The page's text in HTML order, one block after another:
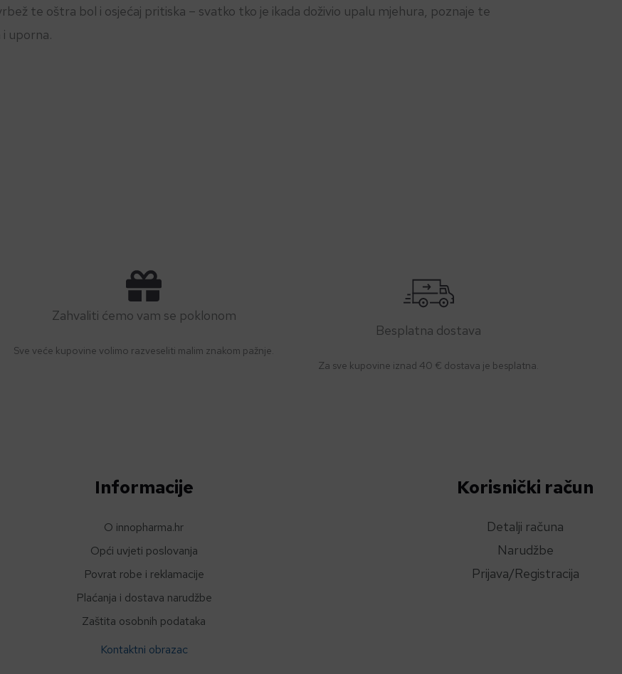
te oštra bol i osjećaj pritiska – svatko tko je ikada doživio upalu mjehura, poznaje te
uporna.
Zahvaliti ćemo vam se poklonom
Sve veće kupovine volimo razveseliti malim znakom pažnje.
Besplatna dostava
Za sve kupovine iznad 40 € dostava je besplatna.
Informacije
O innopharma.hr
Opći uvjeti poslovanja
Povrat robe i reklamacije
Plaćanja i dostava narudžbe
Zaštita osobnih podataka
Kontaktni obrazac
Korisnički račun
Detalji računa
Narudžbe
Prijava/Registracija